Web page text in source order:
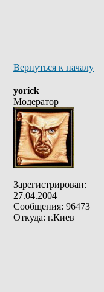
Вернуться к началу
yorick
Модератор
Зарегистрирован:
27.04.2004
Сообщения: 96473
Откуда: г.Киев